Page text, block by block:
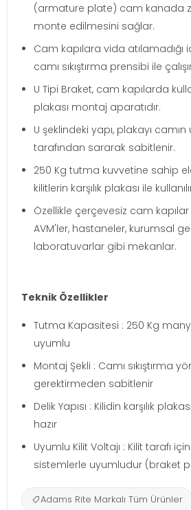
(armature plate) cam kanada
monte edilmesini sağlar.
Cam kapılara vida atılamadığı
camı sıkıştırma prensibi ile
U Tipi Braket, cam kapılarda
plakası montaj aparatıdır.
U şeklindeki yapı, plakayı
tarafından sararak sabitlenir.
250 Kg tutma kuvvetine sahip
kilitlerin karşılık plakası ile
Özellikle çerçevesiz cam kapılar
AVM'ler, hastaneler, kurumsal
laboratuvarlar gibi mekanlar.
Teknik Özellikler
Tutma Kapasitesi : 250 Kg
uyumlu
Montaj Şekli : Camı sıkıştırma
gerektirmeden sabitlenir
Delik Yapısı : Kilidin karşılık
hazır
Uyumlu Kilit Voltajı : Kilit tarafı
sistemlerle uyumludur (braket
Adams Rite Markalı Tüm Ürünler